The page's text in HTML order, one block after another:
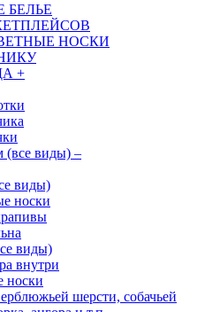
НОСКИ
+
(все виды) –
виды)
носки
виды)
внутри
носки
шерсти, собачьей